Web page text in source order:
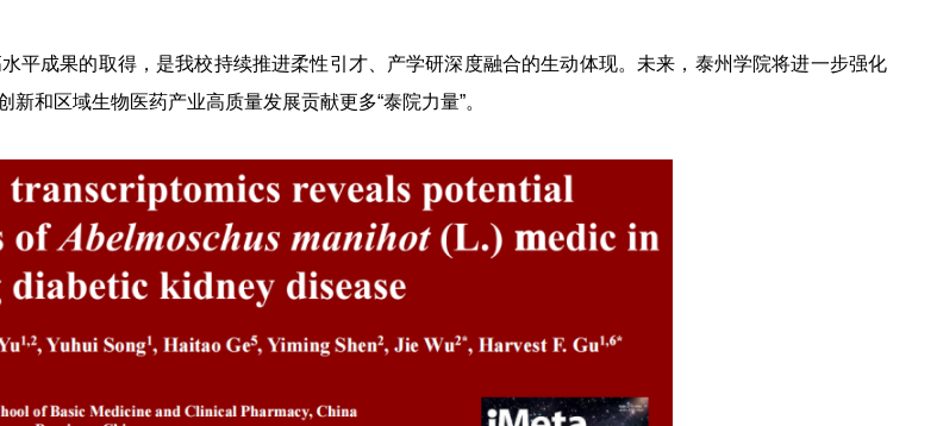
平成果的取得，是我校持续推进柔性引才、产学研深度融合的生动体现。未来，泰州学院将进一步强化
和区域生物医药产业高质量发展贡献更多“泰院力量”。